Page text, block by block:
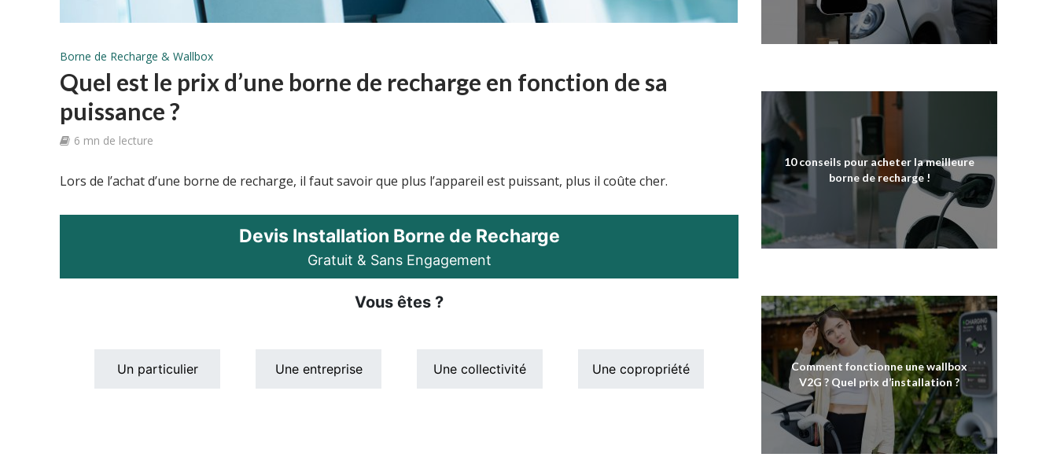
Borne de Recharge & Wallbox
Quel est le prix d’une borne de recharge en fonction de sa
puissance ?
6 mn de lecture
Lors de l’achat d’une borne de recharge, il faut savoir que plus l’appareil est puissant, plus il coûte cher.
10 conseils pour acheter la meilleure
borne de recharge !
Comment fonctionne une wallbox
V2G ? Quel prix d’installation ?